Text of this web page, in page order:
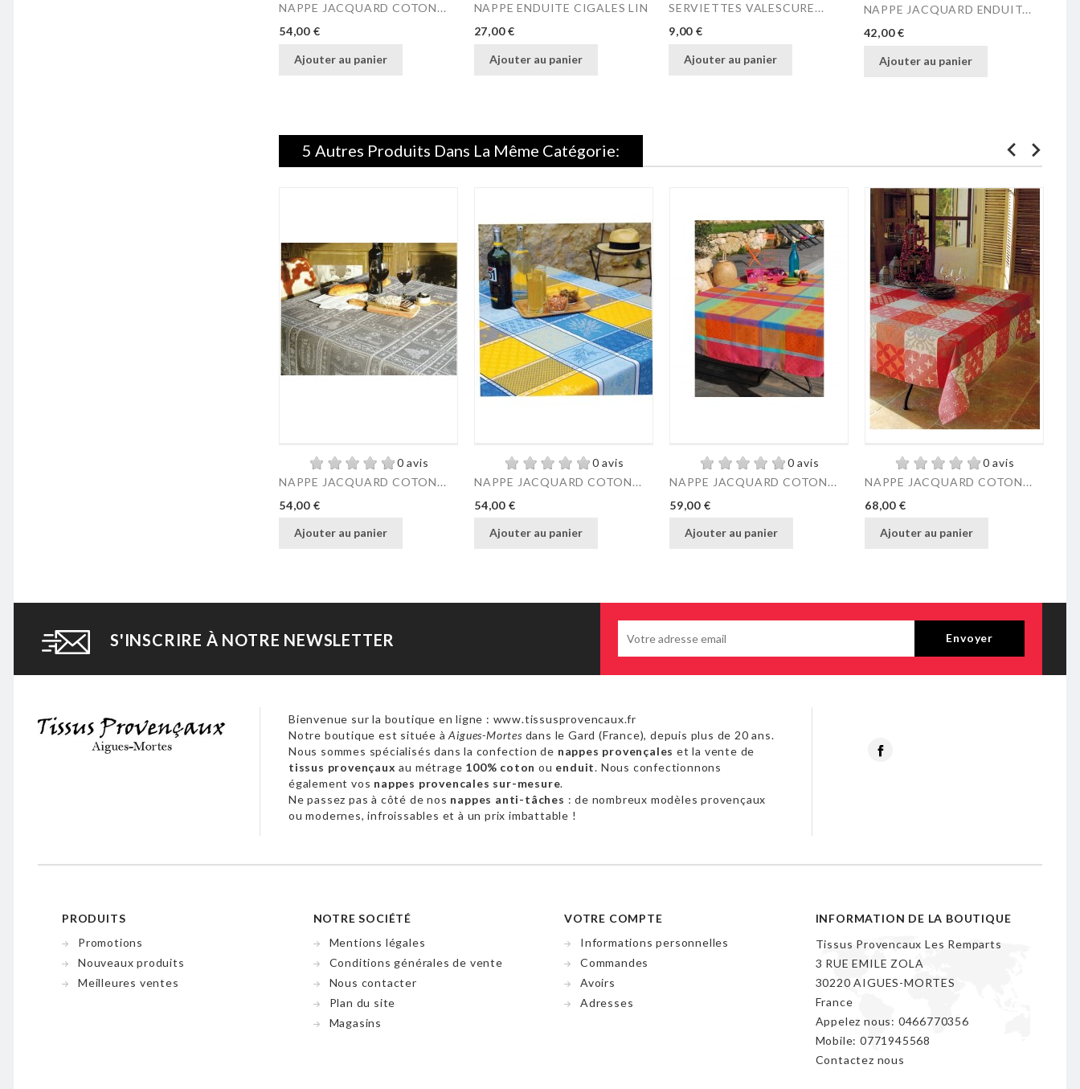
NAPPE JACQUARD COTON...
Prix
54,00 €
Ajouter au panier
NAPPE ENDUITE CIGALES LIN
Prix
27,00 €
Ajouter au panier
SERVIETTES VALESCURE...
Prix
9,00 €
Ajouter au panier
NAPPE JACQUARD ENDUIT...
Prix
42,00 €
Ajouter au panier
5 Autres Produits Dans La Même Catégorie:
0 avis
NAPPE JACQUARD COTON...
Prix
54,00 €
Ajouter au panier
0 avis
NAPPE JACQUARD COTON...
Prix
54,00 €
Ajouter au panier
0 avis
NAPPE JACQUARD COTON...
Prix
59,00 €
Ajouter au panier
0 avis
NAPPE JACQUARD COTON...
Prix
68,00 €
Ajouter au panier
S'INSCRIRE À NOTRE NEWSLETTER
Bienvenue sur la boutique en ligne : www.tissusprovencaux.fr
Notre boutique est située àAigues-Mortes dans le Gard (France), depuis plus de 20 ans.
Nous sommes spécialisés dans la confection de nappes provençales et la vente de
tissus provençaux au métrage 100% coton ou enduit. Nous confectionnons
également vos nappes provencales sur-mesure.
Ne passez pas à côté de nos nappes anti-tâches : de nombreux modèles provençaux
ou modernes, infroissables et à un prix imbattable !
PRODUITS
Promotions
Nouveaux produits
Meilleures ventes
NOTRE SOCIÉTÉ
Mentions légales
Conditions générales de vente
Nous contacter
Plan du site
Magasins
VOTRE COMPTE
Informations personnelles
Commandes
Avoirs
Adresses
INFORMATION DE LA BOUTIQUE
Tissus Provencaux Les Remparts
3 RUE EMILE ZOLA
30220 AIGUES-MORTES
France
Appelez nous: 0466770356
Mobile: 0771945568
Contactez nous